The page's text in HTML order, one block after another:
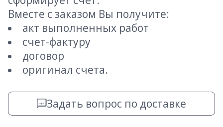
Вместе с заказом Вы получите:
акт выполненных работ
счет-фактуру
договор
оригинал счета.
Задать вопрос по доставке